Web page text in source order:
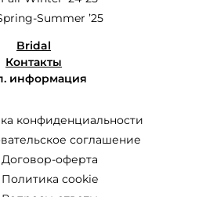
Summer ’25
Bridal
Контакты
информация
конфиденциальности
соглашение
Договор-оферта
Политика cookie